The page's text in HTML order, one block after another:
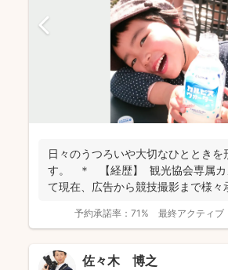
日々のうつろいや大切なひとときを
す。 ＊ 【経歴】 観光協会専属カ
て現在、広告から競技撮影まで様々
予約承諾率： 71% 最終アクティブ
佐々木 博之